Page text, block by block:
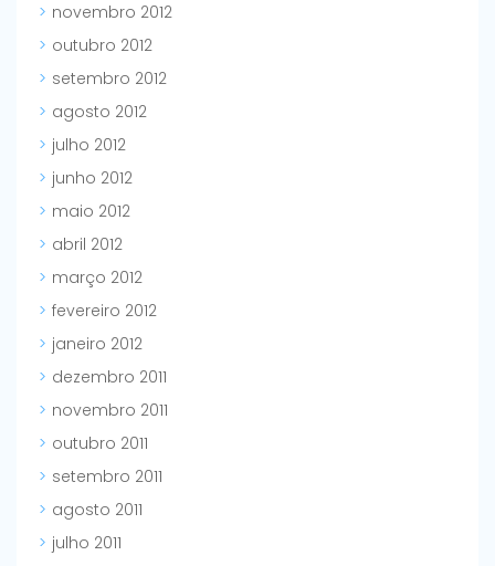
novembro 2012
outubro 2012
setembro 2012
agosto 2012
julho 2012
junho 2012
maio 2012
abril 2012
março 2012
fevereiro 2012
janeiro 2012
dezembro 2011
novembro 2011
outubro 2011
setembro 2011
agosto 2011
julho 2011